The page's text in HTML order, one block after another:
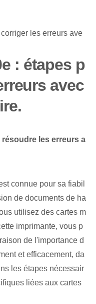
: étapes p
avec
les erreurs a
connue pour sa⁤ fiabil
de documents de ha
utilisez des cartes m
imprimante, vous p
de l'importance d
et efficacement, da
les étapes nécessair
liées aux cartes